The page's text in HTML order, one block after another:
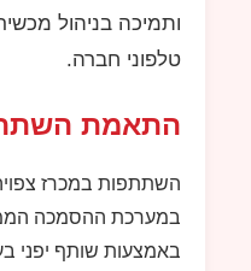
ותמיכה בניהול
טלפוני חברה.
התאמת
השתתפות במכרז
במערכת ההסמכה
באמצעות שותף יפני